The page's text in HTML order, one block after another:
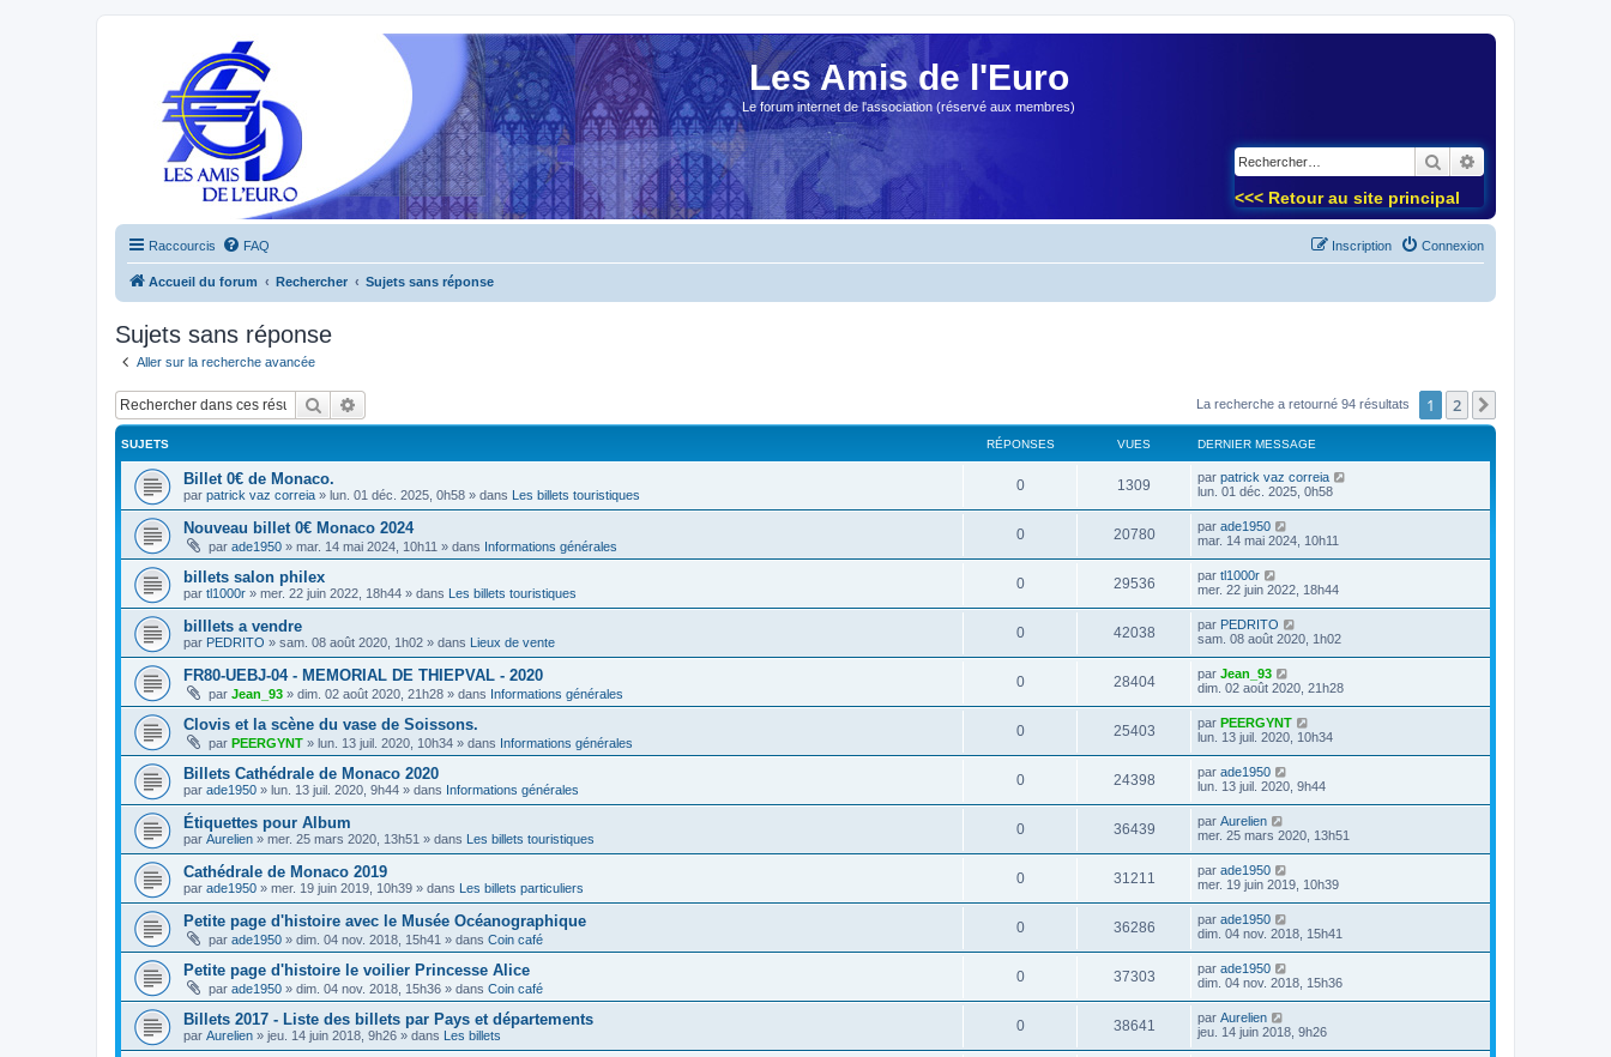
Les Amis de l'Euro
Le forum internet de l'association (réservé aux membres)
Rechercher
<<< Retour au site principal
Raccourcis FAQ Connexion
Inscription
Accueil du forum Rechercher Sujets sans réponse
Sujets sans réponse
Aller sur la recherche avancée
Rechercher La recherche a retourné 94 résultats 1 2
SUJETS RÉPONSES VUES DERNIER MESSAGE
Billet 0€ de Monaco.
par patrick vaz correia » lun. 01 déc. 2025, 0h58 » dans Les billets touristiques
0 1309 par patrick vaz correia
lun. 01 déc. 2025, 0h58
Nouveau billet 0€ Monaco 2024
par ade1950 » mar. 14 mai 2024, 10h11 » dans Informations générales
0 20780 par ade1950
mar. 14 mai 2024, 10h11
billets salon philex
par tl1000r » mer. 22 juin 2022, 18h44 » dans Les billets touristiques
0 29536 par tl1000r
mer. 22 juin 2022, 18h44
billlets a vendre
par PEDRITO » sam. 08 août 2020, 1h02 » dans Lieux de vente
0 42038 par PEDRITO
sam. 08 août 2020, 1h02
FR80-UEBJ-04 - MEMORIAL DE THIEPVAL - 2020
par Jean_93 » dim. 02 août 2020, 21h28 » dans Informations générales
0 28404 par Jean_93
dim. 02 août 2020, 21h28
Clovis et la scène du vase de Soissons.
par PEERGYNT » lun. 13 juil. 2020, 10h34 » dans Informations générales
0 25403 par PEERGYNT
lun. 13 juil. 2020, 10h34
Billets Cathédrale de Monaco 2020
par ade1950 » lun. 13 juil. 2020, 9h44 » dans Informations générales
0 24398 par ade1950
lun. 13 juil. 2020, 9h44
Étiquettes pour Album
par Aurelien » mer. 25 mars 2020, 13h51 » dans Les billets touristiques
0 36439 par Aurelien
mer. 25 mars 2020, 13h51
Cathédrale de Monaco 2019
par ade1950 » mer. 19 juin 2019, 10h39 » dans Les billets particuliers
0 31211 par ade1950
mer. 19 juin 2019, 10h39
Petite page d'histoire avec le Musée Océanographique
par ade1950 » dim. 04 nov. 2018, 15h41 » dans Coin café
0 36286 par ade1950
dim. 04 nov. 2018, 15h41
Petite page d'histoire le voilier Princesse Alice
par ade1950 » dim. 04 nov. 2018, 15h36 » dans Coin café
0 37303 par ade1950
dim. 04 nov. 2018, 15h36
Billets 2017 - Liste des billets par Pays et départements
par Aurelien » jeu. 14 juin 2018, 9h26 » dans Les billets
0 38641 par Aurelien
jeu. 14 juin 2018, 9h26